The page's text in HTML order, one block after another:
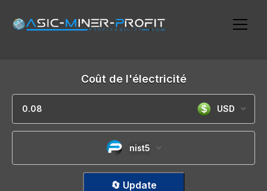
Coût de l'électricité
USD
nist5
🔄 Update